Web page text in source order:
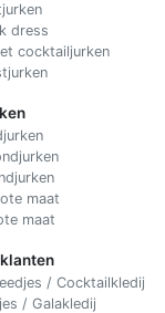
dress
cocktailjurken
maat
maat
/ Cocktailkledij
/ Galakledij